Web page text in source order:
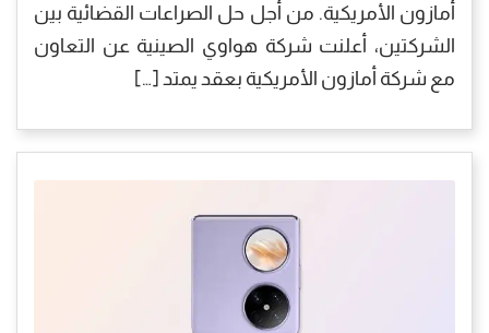
أمازون الأمريكية. من أجل حل الصراعات القضائية بين
الشركتين، أعلنت شركة هواوي الصينية عن التعاون
مع شركة أمازون الأمريكية بعقد يمتد […]